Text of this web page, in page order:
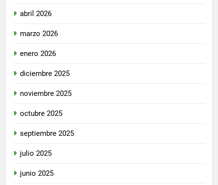
abril 2026
marzo 2026
enero 2026
diciembre 2025
noviembre 2025
octubre 2025
septiembre 2025
julio 2025
junio 2025